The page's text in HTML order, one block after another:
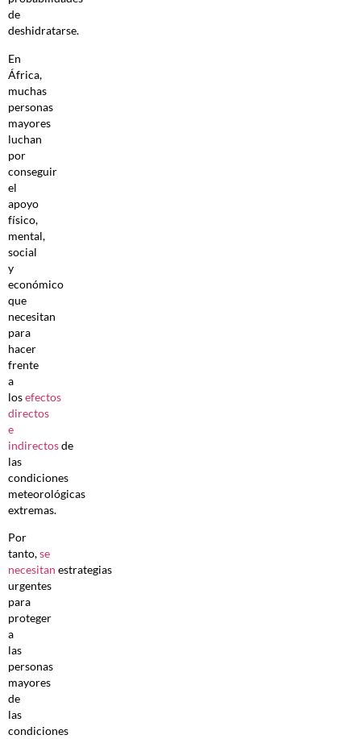
de
deshidratarse.
En
África,
muchas
personas
mayores
luchan
por
conseguir
el
apoyo
físico,
mental,
social
y
económico
que
necesitan
para
hacer
frente
a
losefectos
directos
e
indirectosde
las
condiciones
meteorológicas
extremas.
Por
tanto,se
necesitan estrategias
urgentes
para
proteger
a
las
personas
mayores
de
las
condiciones